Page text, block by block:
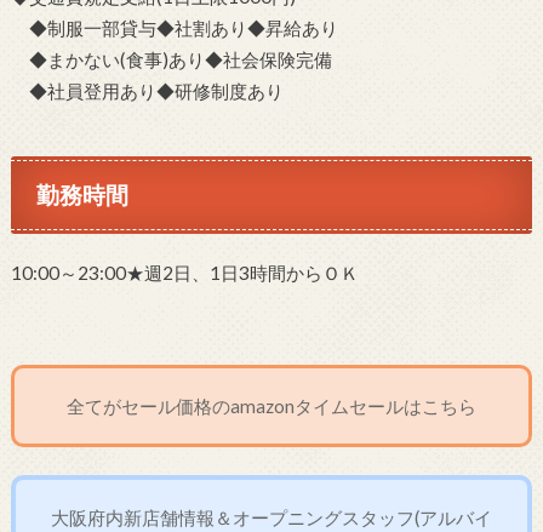
◆制服一部貸与◆社割あり◆昇給あり
◆まかない(食事)あり◆社会保険完備
◆社員登用あり◆研修制度あり
勤務時間
10:00～23:00★週2日、1日3時間からＯＫ
全てがセール価格のamazonタイムセールはこちら
大阪府内新店舗情報＆オープニングスタッフ(アルバイ